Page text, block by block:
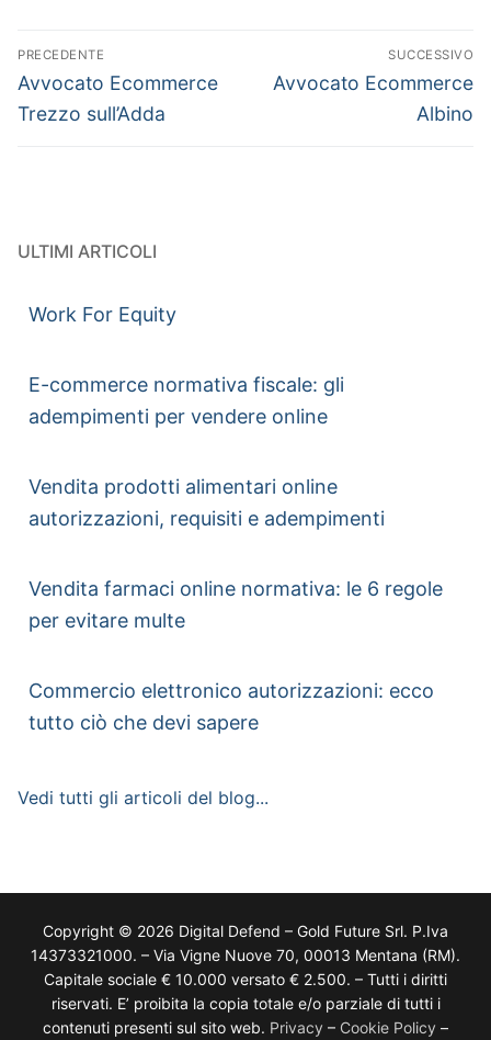
PRECEDENTE
Avvocato Ecommerce
Trezzo sull’Adda
SUCCESSIVO
Avvocato Ecommerce
Albino
ULTIMI ARTICOLI
Work For Equity
E-commerce normativa fiscale: gli
adempimenti per vendere online
Vendita prodotti alimentari online
autorizzazioni, requisiti e adempimenti
Vendita farmaci online normativa: le 6 regole
per evitare multe
Commercio elettronico autorizzazioni: ecco
tutto ciò che devi sapere
Vedi tutti gli articoli del blog...
Copyright © 2026 Digital Defend – Gold Future Srl. P.Iva
14373321000. – Via Vigne Nuove 70, 00013 Mentana (RM).
Capitale sociale € 10.000 versato € 2.500. – Tutti i diritti
riservati. E’ proibita la copia totale e/o parziale di tutti i
contenuti presenti sul sito web. Privacy – Cookie Policy –